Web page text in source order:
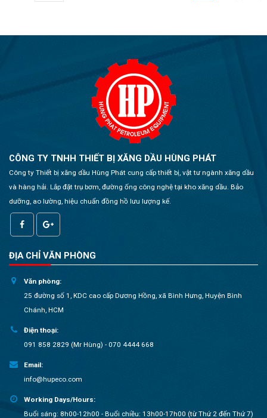
CÔNG TY TNHH THIẾT BỊ XĂNG DẦU HÙNG PHÁT
Công ty Thiết bị xăng dầu Hùng Phát cung cấp thiết bị, vật tư ngành xăng dầu
và hàng hải. Lắp đặt trụ bơm, đường ống công nghệ tại kho xăng dầu. Bảo
dưỡng, ao lường, hiệu chuẩn đồng hồ lưu lượng kế.
ĐỊA CHỈ VĂN PHÒNG
Văn phòng:
25 đường số 1, KDC cao cấp Dương Hồng, xã Bình Hưng, Huyện Bình
Chánh, HCM
Điện thoại:
091 858 2829 (Mr Hùng) - 070 4444 668
Email:
info@hupeco.com
Working Days/Hours:
Buổi sáng: 8h00-12h00 - Buổi chiều: 13h00-17h00 (từ Thứ 2 đến Thứ 7)